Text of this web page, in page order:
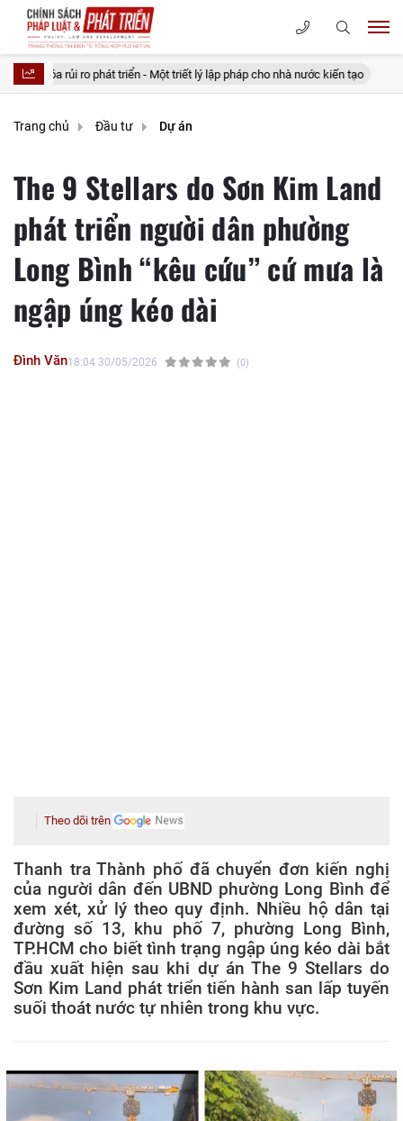
triển - Một triết lý lập pháp cho nhà nước kiến tạo 20 điều tưởng
Trang chủ Đầu tư Dự án
The 9 Stellars do Sơn Kim Land
phát triển người dân phường
Long Bình “kêu cứu” cứ mưa là
ngập úng kéo dài
Đình Văn18:04 30/05/2026 (0)
Theo dõi trên
Thanh tra Thành phố đã chuyển đơn kiến nghị
của người dân đến UBND phường Long Bình để
xem xét, xử lý theo quy định. Nhiều hộ dân tại
đường số 13, khu phố 7, phường Long Bình,
TP.HCM cho biết tình trạng ngập úng kéo dài bắt
đầu xuất hiện sau khi dự án The 9 Stellars do
Sơn Kim Land phát triển tiến hành san lấp tuyến
suối thoát nước tự nhiên trong khu vực.